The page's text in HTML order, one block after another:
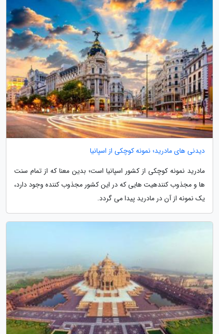
دیدنی های مادرید؛ نمونه کوچکی از اسپانیا
مادرید نمونه کوچکی از کشور اسپانیا است؛ بدین معنا که از تمام سنت
ها و مجذوب کنندهیت هایی که در این کشور مجذوب کننده وجود دارد،
یک نمونه از آن در مادرید پیدا می گردد.